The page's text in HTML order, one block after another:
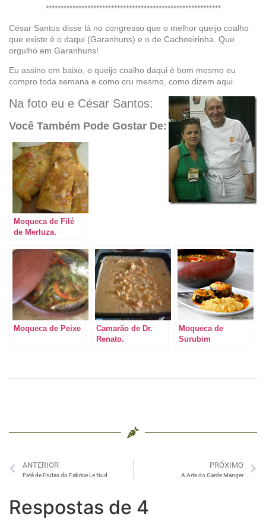
***********************************************************
César Santos disse lá no congresso que o melhor queijo coalho
que existe é o daqui (Garanhuns) e o de Cachoeirinha. Que
orgulho em Garanhuns!
Eu assino em baixo, o queijo coalho daqui é bom mesmo eu
compro toda semana e como cru mesmo, como dizem aqui.
Na foto eu e César Santos:
Você Também Pode Gostar De:
Moqueca de Filé
de Merluza.
Panela de Barro.
Moqueca de Peixe
Camarão de Dr.
Renato.
Moqueca de
Surubim
ANTERIOR
Patê de Frutas do Fabrice Le Nud
PRÓXIMO
A Arte do Garde Manger
Respostas de 4